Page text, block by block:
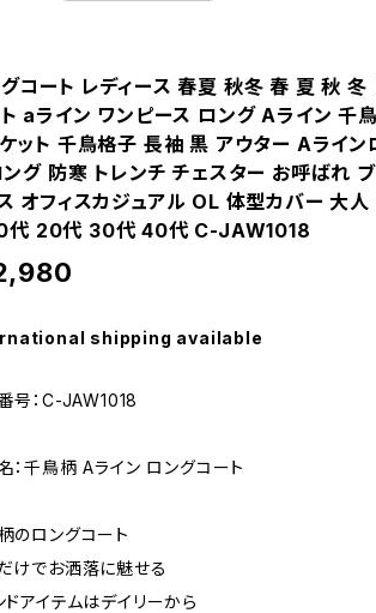
コート レディース 春夏 秋冬 春 夏 秋 冬
aライン ワンピース ロング Aライン 千
ット 千鳥格子 長袖 黒 アウター Aライン
ング 防寒 トレンチ チェスター お呼ばれ
オフィスカジュアル OL 体型カバー 大人
代 20代 30代 40代 C-JAW1018
shipping available
号：C-JAW1018
：千鳥柄 Aライン ロングコート
のロングコート
けでお洒落に魅せる
ドアイテムはデイリーから